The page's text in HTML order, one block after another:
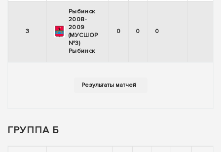
3
Рыбинск
2008-
2009
(МУСШОР
№3)
Рыбинск
0 0 0
ГРУППА Б